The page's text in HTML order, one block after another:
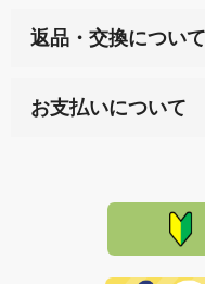
天ペイ」の方はご注
サイト内で購入され
れの生産メーカーか
で、 それぞれ個別に
返品・交換について
または配送途中の 事
品代金を返金いたし
その際は誠に申し訳
お支払いについて
た場合、お客様から
※「クレジットカー